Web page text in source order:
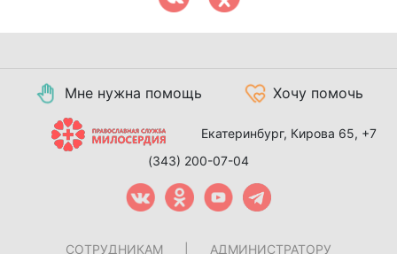
Мне нужна помощь Хочу помочь
Екатеринбург, Кирова 65, +7
(343) 200-07-04
СОТРУДНИКАМ АДМИНИСТРАТОРУ